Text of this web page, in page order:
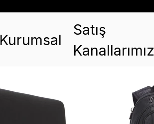
Kurumsal
Satış
Kanallarımız